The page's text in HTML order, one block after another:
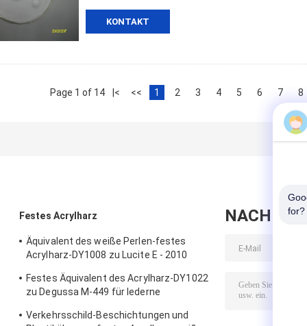
KONTAKT
Page 1 of 14 |< << 1 2 3 4 5 6 7 8
Festes Acrylharz
Äquivalent des weiße Perlen-festes
Acrylharz-DY1008 zu Lucite E - 2010
beschichtungen
Festes Äquivalent des Acrylharz-DY1022
zu Degussa M-449 für lederne
Verkehrsschild-Beschichtungen und
for?